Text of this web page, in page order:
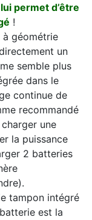
permet d’être
!
à géométrie
un
semble plus
dans le
continue de
recommandé
charger une
la puissance
2 batteries
tampon intégré
est la